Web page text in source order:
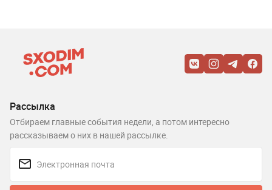
Рассылка
Отбираем главные события недели, а потом интересно
рассказываем о них в нашей рассылке.